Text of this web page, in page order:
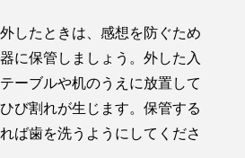
したときは、感想を防ぐため
に保管しましょう。外した入
ーブルや机のうえに放置して
び割れが生じます。保管する
ば歯を洗うようにしてくださ